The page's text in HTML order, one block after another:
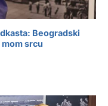
Beogradski
srcu